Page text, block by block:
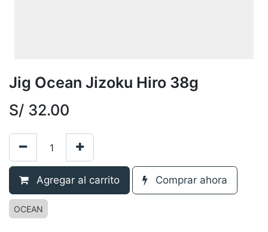
Jig Ocean Jizoku Hiro 38g
S/ 32.00
Agregar al carrito Comprar ahora
OCEAN